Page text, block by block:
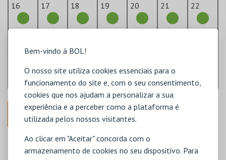
Bem-vindo à BOL!
O nosso site utiliza cookies essenciais para o
funcionamento do site e, com o seu consentimento,
cookies que nos ajudam a personalizar a sua
experiência e a perceber como a plataforma é
utilizada pelos nossos visitantes.
Ao clicar em "Aceitar" concorda com o
armazenamento de cookies no seu dispositivo. Para
16 17 18 19 20 21 22
1 2
ANTERIOR
DISPONÍVEL
POUCO DISPONÍVEL
ESGOTADO